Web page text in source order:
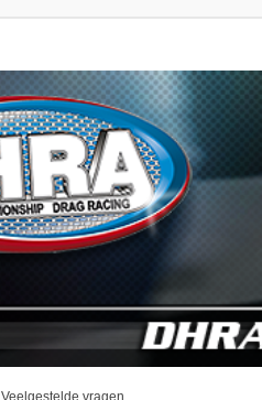
Veelgestelde vragen